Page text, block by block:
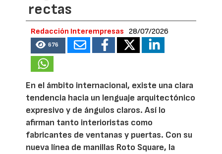
rectas
Redacción Interempresas 28/07/2026
676
En el ámbito internacional, existe una clara
tendencia hacia un lenguaje arquitectónico
expresivo y de ángulos claros. Así lo
afirman tanto interioristas como
fabricantes de ventanas y puertas. Con su
nueva línea de manillas Roto Square, la